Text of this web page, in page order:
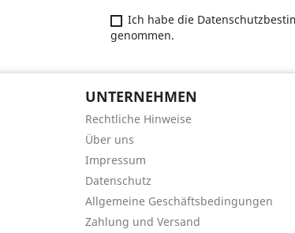
Ich habe die
genommen.
UNTERNEHMEN
Rechtliche Hinweise
Über uns
Impressum
Datenschutz
Allgemeine Geschäftsbedingungen
Zahlung und Versand